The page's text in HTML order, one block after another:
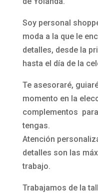
Soy personal
moda a la que le
detalles, desde la
hasta el día de la
Te asesoraré,
momento en la
complementos
tengas.
Atención
detalles son las
trabajo.
Trabajamos de la